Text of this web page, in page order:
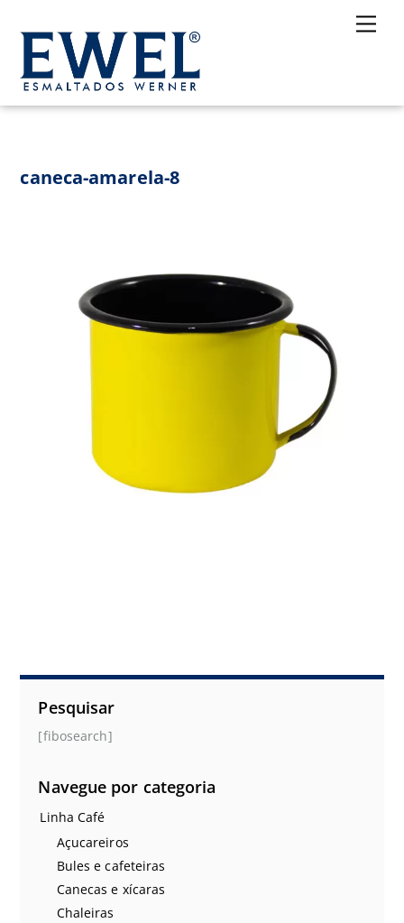
content
caneca-amarela-8
Pesquisar
[fibosearch]
Navegue por categoria
Linha Café
Açucareiros
Bules e cafeteiras
Canecas e xícaras
Chaleiras